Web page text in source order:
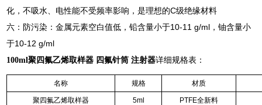
化，不吸水、电性能不受频率影响，是理想的C级绝缘材料
六：防污染：金属元素空白值低，铅含量小于10-11 g/ml ，铀含量小
于10-12 g/ml
100ml聚四氟乙烯取样器 四氟针筒 注射器详细规格表：
名称 规格 材质
聚四氟乙烯取样器 5ml PTFE全新料